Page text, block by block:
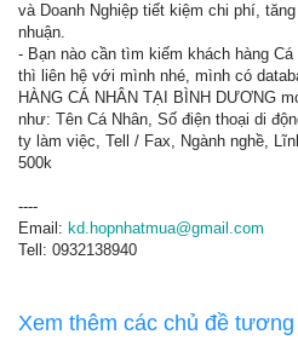
và Doanh Nghiệp tiết kiệm chi phí,
nhuận.
- Bạn nào cần tìm kiếm khách hàng
thì liên hệ với mình nhé, mình có
HÀNG CÁ NHÂN TẠI BÌNH DƯƠNG
như: Tên Cá Nhân, Số điện thoại di
ty làm việc, Tell / Fax, Ngành nghề,
500k
----
Email: kd.hopnhatmua@gmail.com
Tell: 0932138940
Xem thêm các chủ đề